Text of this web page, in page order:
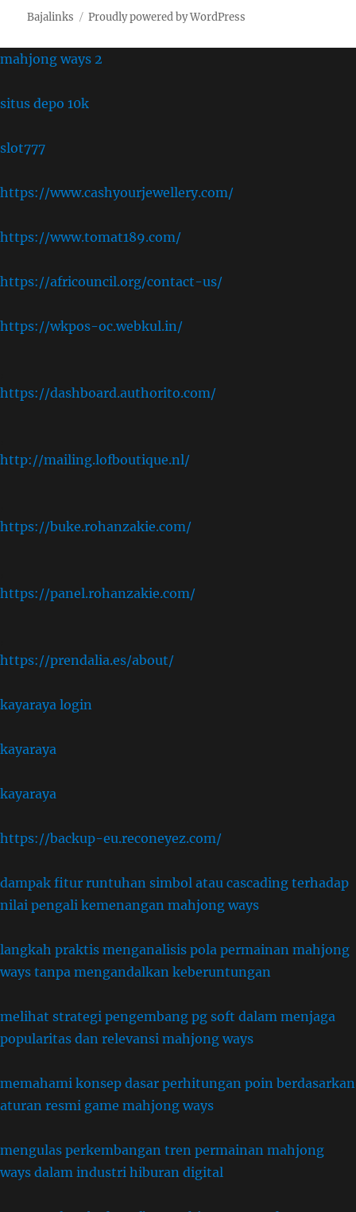
Bajalinks Proudly powered by WordPress
mahjong ways 2
situs depo 10k
slot777
https://www.cashyourjewellery.com/
https://www.tomat189.com/
https://africouncil.org/contact-us/
https://wkpos-oc.webkul.in/
https://dashboard.authorito.com/
http://mailing.lofboutique.nl/
https://buke.rohanzakie.com/
https://panel.rohanzakie.com/
https://prendalia.es/about/
kayaraya login
kayaraya
kayaraya
https://backup-eu.reconeyez.com/
dampak fitur runtuhan simbol atau cascading terhadap
nilai pengali kemenangan mahjong ways
langkah praktis menganalisis pola permainan mahjong
ways tanpa mengandalkan keberuntungan
melihat strategi pengembang pg soft dalam menjaga
popularitas dan relevansi mahjong ways
memahami konsep dasar perhitungan poin berdasarkan
aturan resmi game mahjong ways
mengulas perkembangan tren permainan mahjong
ways dalam industri hiburan digital